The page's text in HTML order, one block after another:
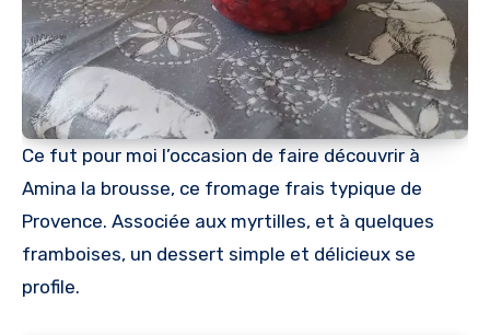
Ce fut pour moi l’occasion de faire découvrir à
Amina la brousse, ce fromage frais typique de
Provence. Associée aux myrtilles, et à quelques
framboises, un dessert simple et délicieux se
profile.